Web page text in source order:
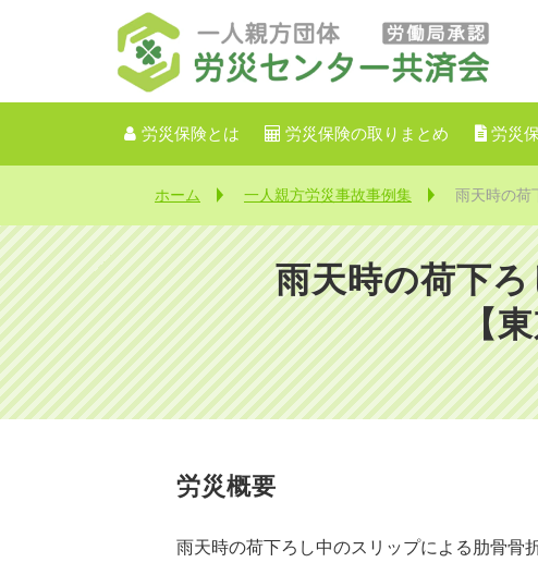
労災保険とは 労災保険の取りまとめ 労災
ホーム 一人親方労災事故事例集 雨天時の荷
雨天時の荷下
【
労災概要
雨天時の荷下ろし中のスリップによる肋骨骨